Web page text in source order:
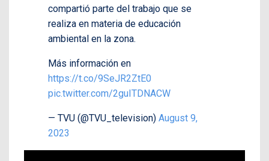
compartió parte del trabajo que se
realiza en materia de educación
ambiental en la zona.
Más información en
https://t.co/9SeJR2ZtE0
pic.twitter.com/2guITDNACW
— TVU (@TVU_television) August 9,
2023